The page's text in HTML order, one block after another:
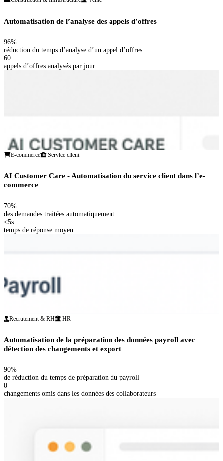
Automatisation de l’analyse des appels d’offres
96%
réduction du temps d’analyse d’un appel d’offres
60
appels d’offres analysés par jour
E-commerce Service client
AI Customer Care - Automatisation du service client dans l’e-
commerce
70%
des demandes traitées automatiquement
<5s
temps de réponse moyen
Recrutement & RH HR
Automatisation de la préparation des données payroll avec
détection des changements et export
90%
de réduction du temps de préparation du payroll
0
changements omis dans les données des collaborateurs